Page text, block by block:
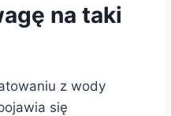
na taki
z wody
się